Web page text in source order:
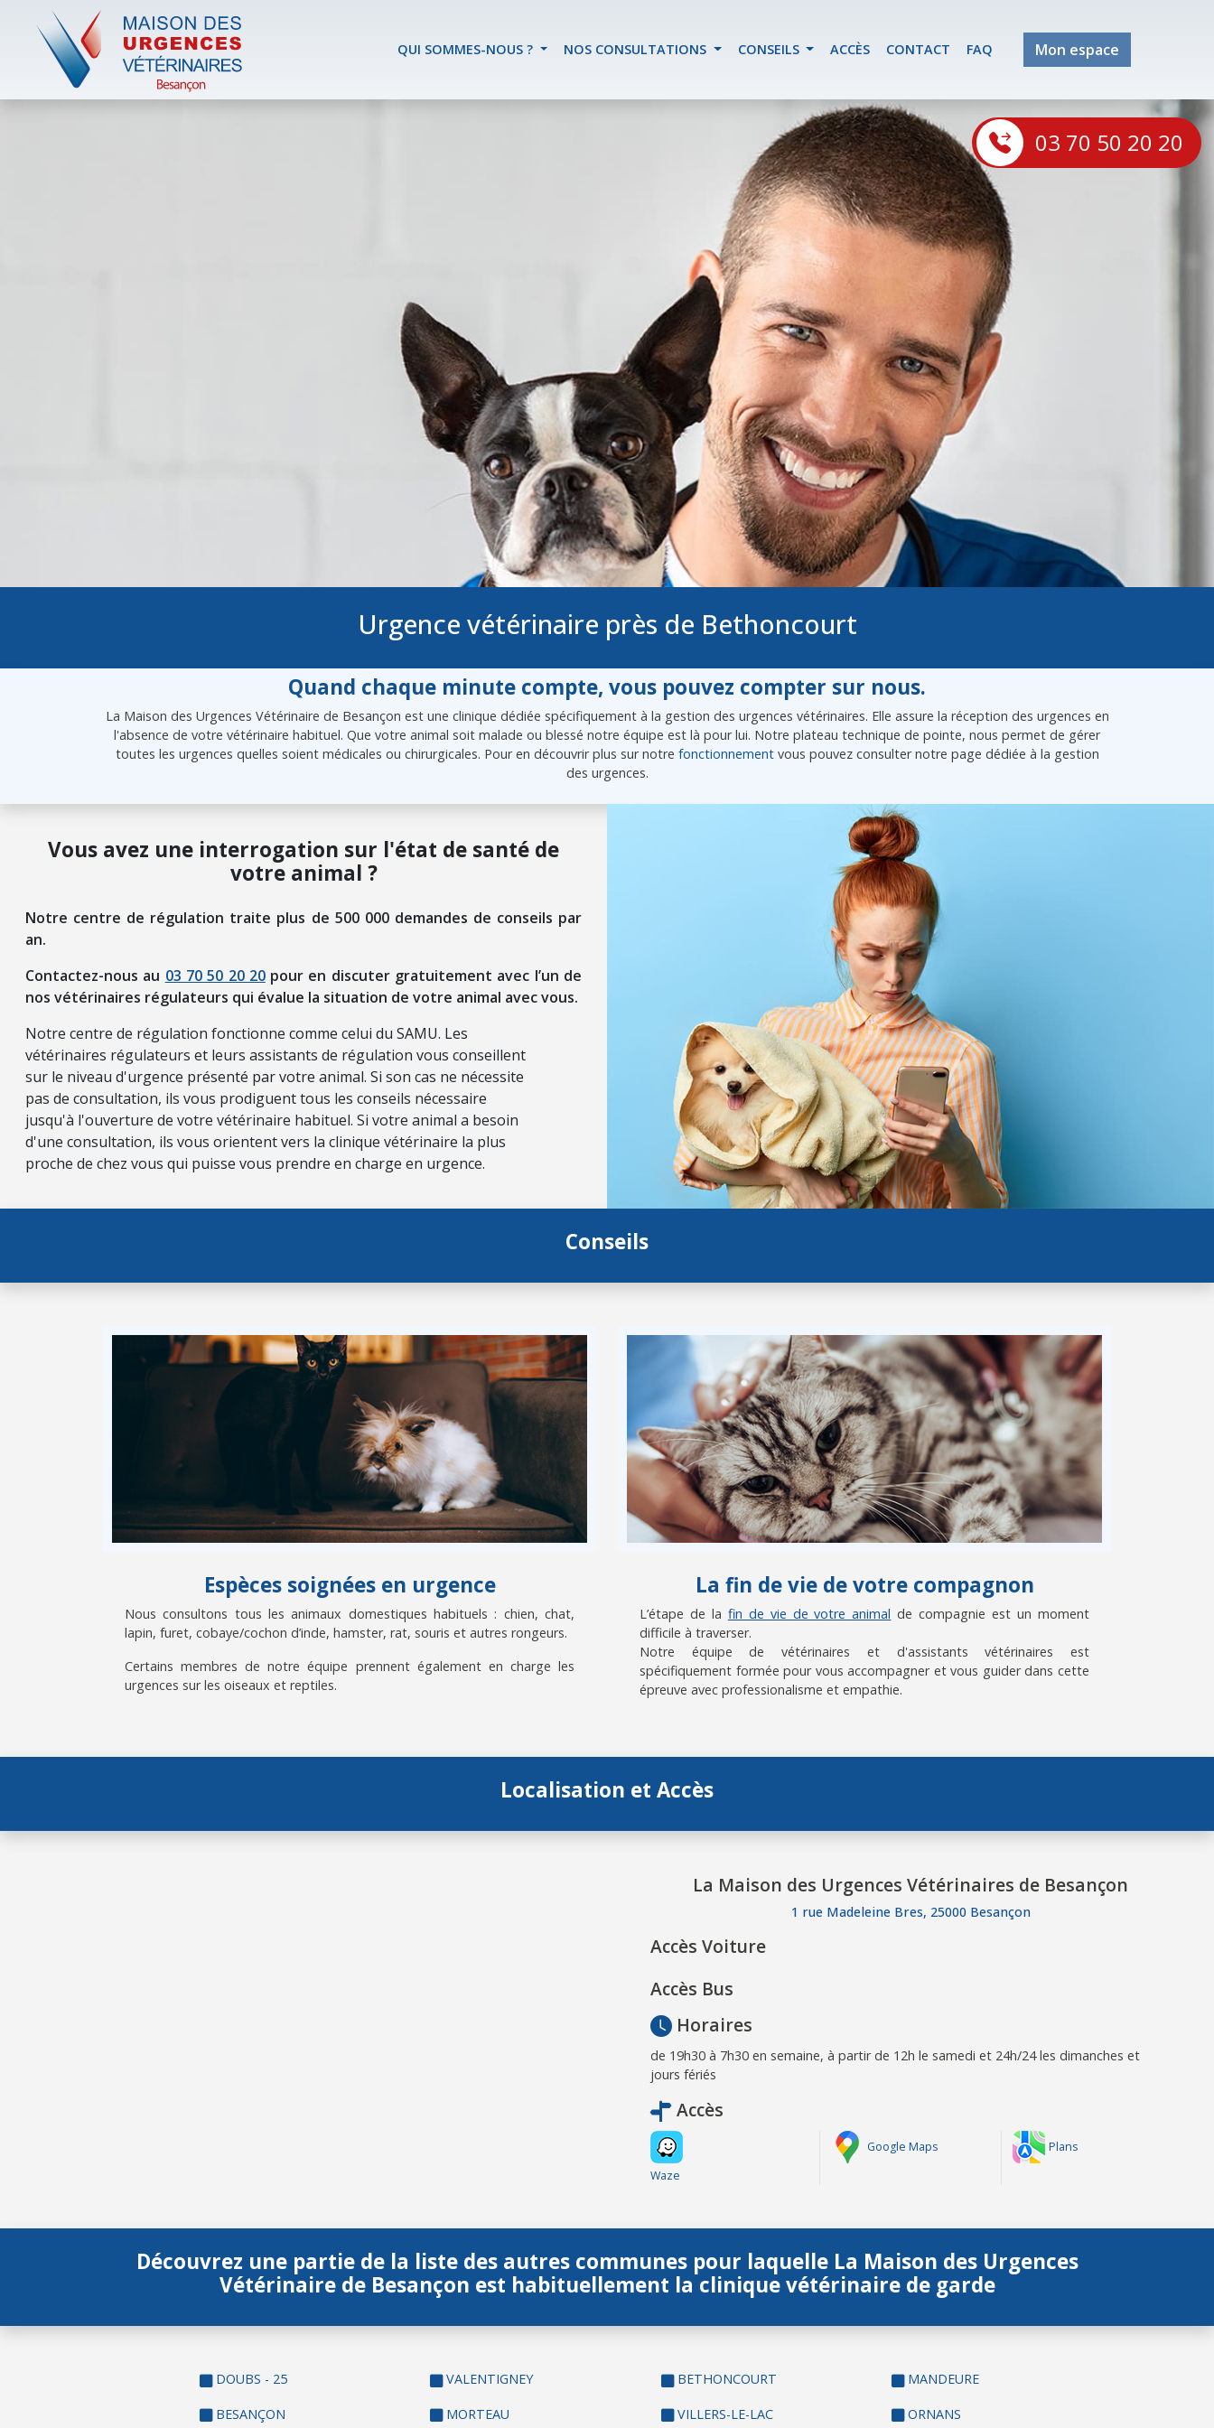
QUI SOMMES-NOUS ? NOS CONSULTATIONS CONSEILS ACCÈS CONTACT FAQ Mon espace
03 70 50 20 20
Urgence vétérinaire près de Bethoncourt
Quand chaque minute compte, vous pouvez compter sur nous.
La Maison des Urgences Vétérinaire de Besançon est une clinique dédiée spécifiquement à la gestion des urgences vétérinaires. Elle assure la réception des urgences en
l'absence de votre vétérinaire habituel. Que votre animal soit malade ou blessé notre équipe est là pour lui. Notre plateau technique de pointe, nous permet de gérer
toutes les urgences quelles soient médicales ou chirurgicales. Pour en découvrir plus sur notre fonctionnementvous pouvez consulter notre page dédiée à la gestion
des urgences.
Vous avez une interrogation sur l'état de santé de
votre animal ?
Notre centre de régulation traite plus de 500 000 demandes de conseils par
an.
Contactez-nous au 03 70 50 20 20pour en discuter gratuitement avec l’un de
nos vétérinaires régulateurs qui évalue la situation de votre animal avec vous.
Notre centre de régulation fonctionne comme celui du SAMU. Les
vétérinaires régulateurs et leurs assistants de régulation vous conseillent
sur le niveau d'urgence présenté par votre animal. Si son cas ne nécessite
pas de consultation, ils vous prodiguent tous les conseils nécessaire
jusqu'à l'ouverture de votre vétérinaire habituel. Si votre animal a besoin
d'une consultation, ils vous orientent vers la clinique vétérinaire la plus
proche de chez vous qui puisse vous prendre en charge en urgence.
Conseils
Espèces soignées en urgence
Nous consultons tous les animaux domestiques habituels : chien, chat,
lapin, furet, cobaye/cochon d’inde, hamster, rat, souris et autres rongeurs.
Certains membres de notre équipe prennent également en charge les
urgences sur les oiseaux et reptiles.
La fin de vie de votre compagnon
L’étape de la fin de vie de votre animal de compagnie est un moment
difficile à traverser.
Notre équipe de vétérinaires et d'assistants vétérinaires est
spécifiquement formée pour vous accompagner et vous guider dans cette
épreuve avec professionalisme et empathie.
Localisation et Accès
La Maison des Urgences Vétérinaires de Besançon
1 rue Madeleine Bres, 25000 Besançon
Accès Voiture
Accès Bus
Horaires
de 19h30 à 7h30 en semaine, à partir de 12h le samedi et 24h/24 les dimanches et
jours fériés
Accès
Waze
Google Maps Plans
Découvrez une partie de la liste des autres communes pour laquelle La Maison des Urgences
Vétérinaire de Besançon est habituellement la clinique vétérinaire de garde
DOUBS - 25
BESANÇON
VALENTIGNEY
MORTEAU
BETHONCOURT
VILLERS-LE-LAC
MANDEURE
ORNANS